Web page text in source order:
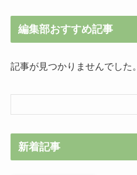
編集部おすすめ記事
記事が見つかりませんでした。
新着記事